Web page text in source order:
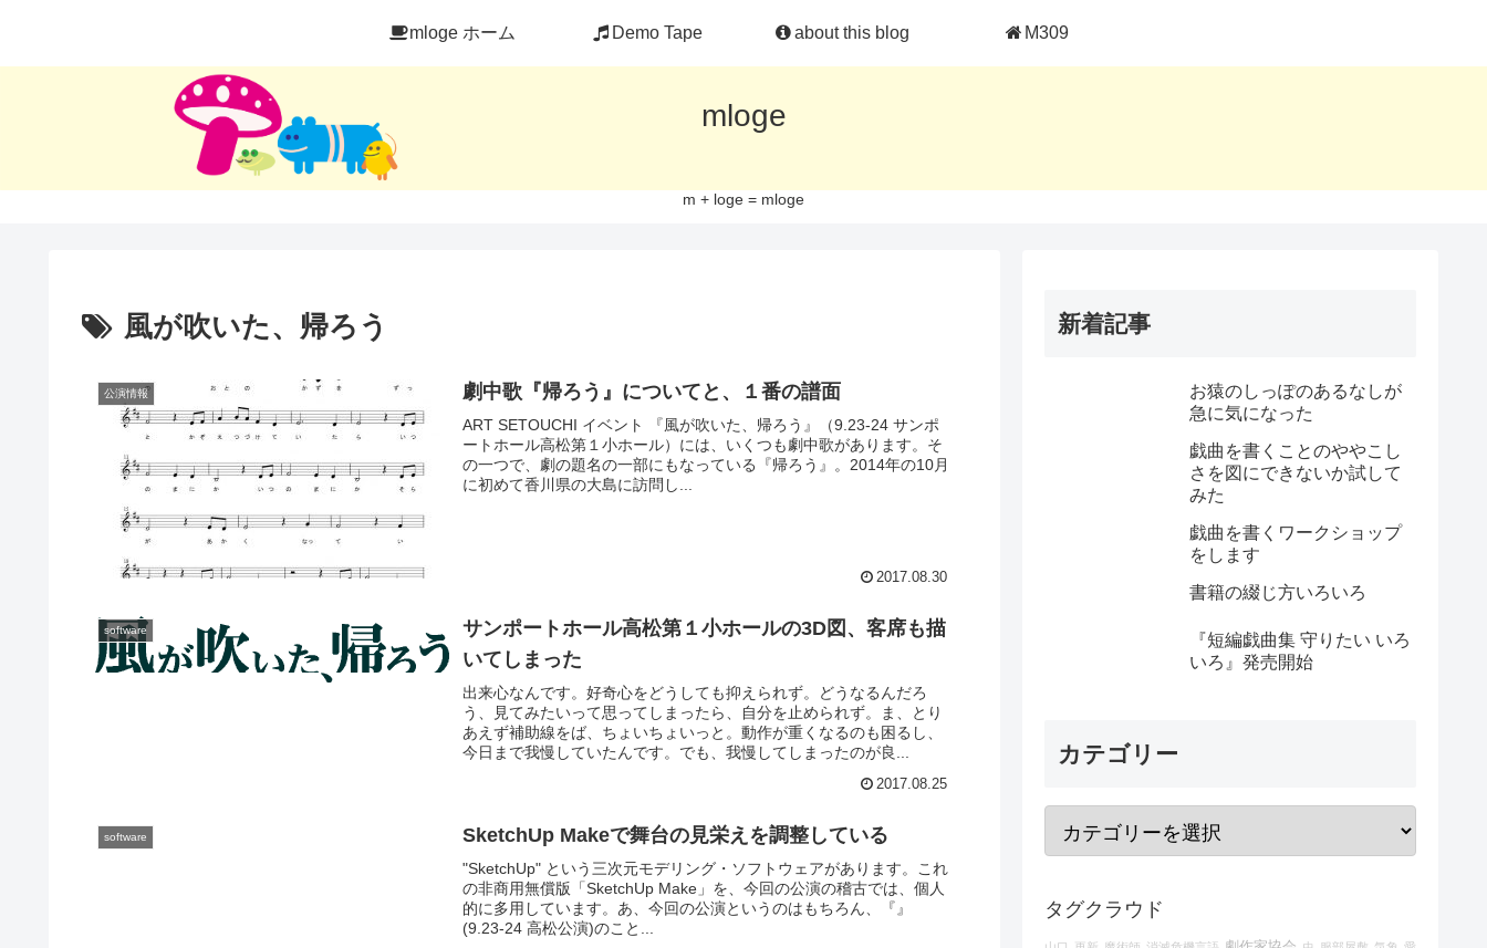
mloge
m + loge = mloge
mloge ホーム Demo Tape about this blog M309
風が吹いた、帰ろう
公演情報 劇中歌『帰ろう』についてと、１番の譜面
ART SETOUCHI イベント 『風が吹いた、帰ろう』（9.23-24 サンポ
ートホール高松第１小ホール）には、いくつも劇中歌があります。そ
の一つで、劇の題名の一部にもなっている『帰ろう』。2014年の10月
に初めて香川県の大島に訪問し...
2017.08.30
software
サンポートホール高松第１小ホールの3D図、客席も描
いてしまった
出来心なんです。好奇心をどうしても抑えられず。どうなるんだろ
う、見てみたいって思ってしまったら、自分を止められず。ま、とり
あえず補助線をば、ちょいちょいっと。動作が重くなるのも困るし、
今日まで我慢していたんです。でも、我慢してしまったのが良...
2017.08.25
software SketchUp Makeで舞台の見栄えを調整している
"SketchUp" という三次元モデリング・ソフトウェアがあります。これ
の非商用無償版「SketchUp Make」を、今回の公演の稽古では、個人
的に多用しています。あ、今回の公演というのはもちろん、『』
(9.23-24 高松公演)のこと...
新着記事
お猿のしっぽのあるなしが
急に気になった
戯曲を書くことのややこし
さを図にできないか試して
みた
戯曲を書くワークショップ
をします
書籍の綴じ方いろいろ
『短編戯曲集 守りたい いろ
いろ』発売開始
カテゴリー
タグクラウド